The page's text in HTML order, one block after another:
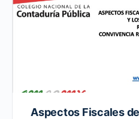
Aspectos Fiscales